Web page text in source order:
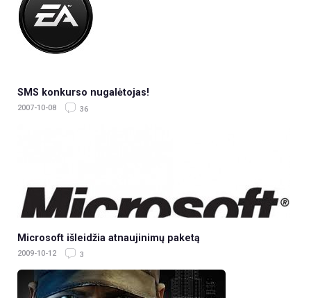
SMS konkurso nugalėtojas!
2007-10-08 36
Microsoft išleidžia atnaujinimų paketą
2009-10-12 3